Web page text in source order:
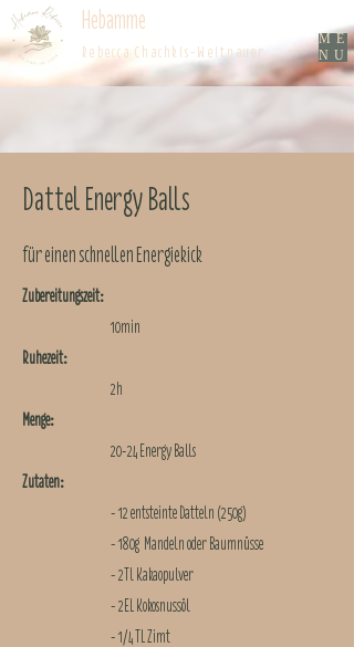
Hebamme
Rebecca Chachkis-Weitnauer
ME
NU
Dattel Energy Balls
für einen schnellen Energiekick
Zubereitungszeit:
10min
Ruhezeit:
2h
Menge:
20-24 Energy Balls
Zutaten:
- 12 entsteinte Datteln (250g)
- 180g Mandeln oder Baumnüsse
- 2Tl Kakaopulver
- 2EL Kokosnussöl
- 1/4 TL Zimt